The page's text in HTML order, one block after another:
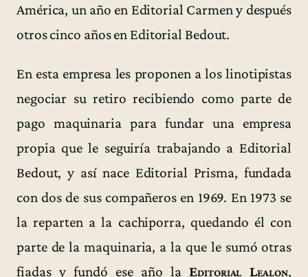
América, un año en Editorial Carmen y después
otros cinco años en Editorial Bedout.
En esta empresa les proponen a los linotipistas
negociar su retiro recibiendo como parte de
pago maquinaria para fundar una empresa
propia que le seguiría trabajando a Editorial
Bedout, y así nace Editorial Prisma, fundada
con dos de sus compañeros en 1969. En 1973 se
la reparten a la cachiporra, quedando él con
parte de la maquinaria, a la que le sumó otras
fiadas y fundó ese año laEditorial Lealon,